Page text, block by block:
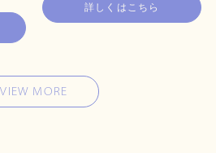
詳しくはこちら
VIEW MORE